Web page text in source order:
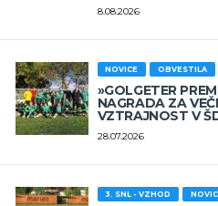
8.08.2026
NOVICE OBVESTILA
»GOLGETER
NAGRADA ZA
VZTRAJNOST V
28.07.2026
3. SNL - VZHOD